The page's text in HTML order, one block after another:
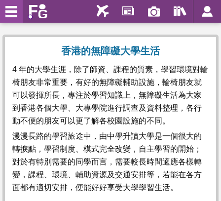
香港的無障礙大學生活
4 年的大學生涯，除了師資、課程的質素，學習環境對輪
椅朋友非常重要，有好的無障礙輔助設施，輪椅朋友就
可以發揮所長，專注於學習知識上，無障礙生活為大家
到香港各個大學、大專學院進行調查及資料整理，各行
動不便的朋友可以更了解各校園設施的不同。
漫漫長路的學習旅途中，由中學升讀大學是一個很大的
轉捩點，學習制度、模式完全改變，自主學習的開始；
對於有特別需要的同學而言，需要較長時間適應各樣轉
變，課程、環境、輔助資源及交通安排等，若能在各方
面都有適切安排，便能好好享受大學學習生活。